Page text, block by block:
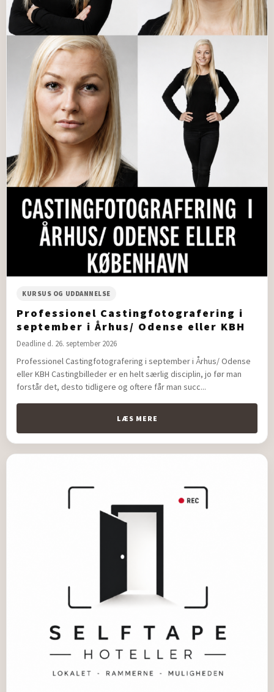
KURSUS OG UDDANNELSE
Professionel Castingfotografering i
september i Århus/ Odense eller KBH
Deadline d. 26. september 2026
Professionel Castingfotografering i september i Århus/ Odense
eller KBH Castingbilleder er en helt særlig disciplin, jo før man
forstår det, desto tidligere og oftere får man succ...
LÆS MERE